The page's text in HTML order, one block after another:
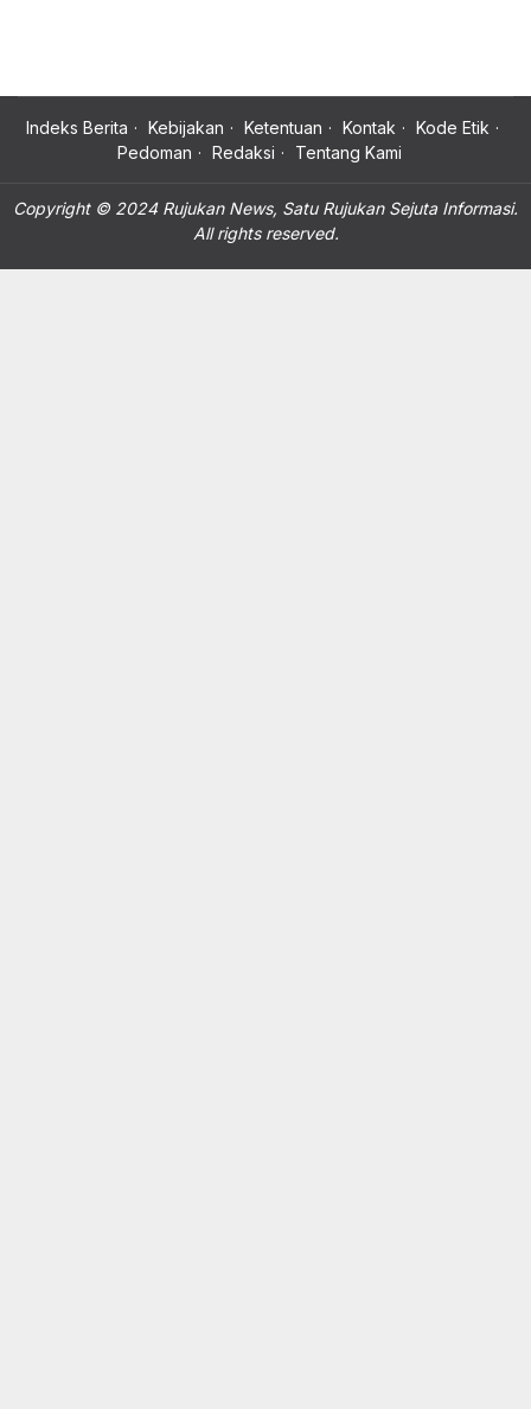
Indeks Berita Kebijakan Ketentuan Kontak
Kode Etik
Pedoman
Redaksi Tentang Kami
Copyright © 2024 Rujukan News, Satu Rujukan Sejuta Informasi.
All rights reserved.